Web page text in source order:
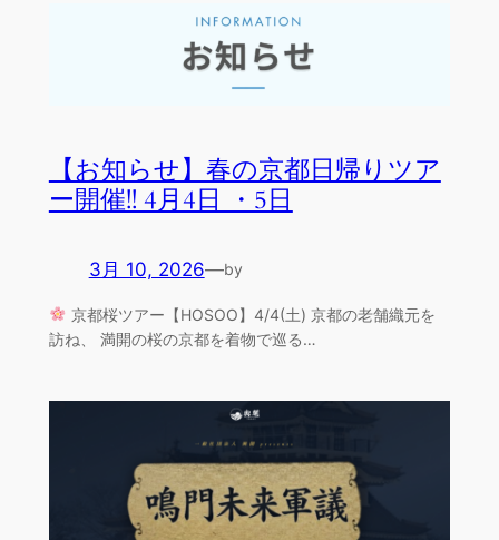
【お知らせ】春の京都日帰りツア
ー開催!! 4月4日 ・5日
3月 10, 2026—by
京都桜ツアー【HOSOO】4/4(土) 京都の老舗織元を
訪ね、 満開の桜の京都を着物で巡る…